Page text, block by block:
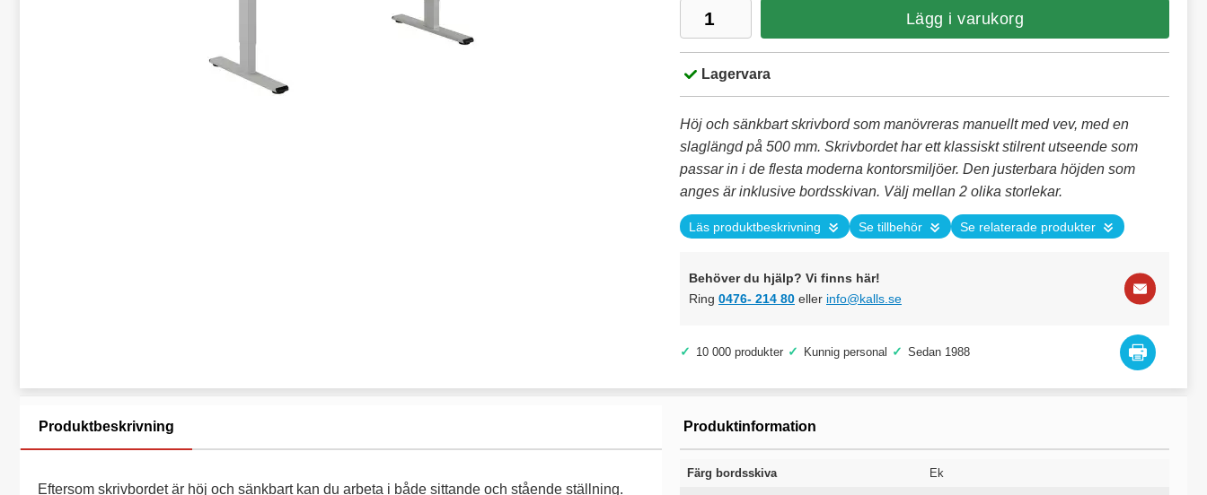
Lägg i varukorg
Lagervara
Höj och sänkbart skrivbord som manövreras manuellt med vev, med en
slaglängd på 500 mm. Skrivbordet har ett klassiskt stilrent utseende som
passar in i de flesta moderna kontorsmiljöer. Den justerbara höjden som
anges är inklusive bordsskivan. Välj mellan 2 olika storlekar.
Läs produktbeskrivning Se tillbehör Se relaterade produkter
Behöver du hjälp? Vi finns här!
Ring 0476- 214 80 eller info@kalls.se
✓ 10 000 produkter ✓ Kunnig personal ✓ Sedan 1988
Produktbeskrivning
Eftersom skrivbordet är höj och sänkbart kan du arbeta i både sittande och stående ställning.
Produktinformation
Färg bordsskiva Ek